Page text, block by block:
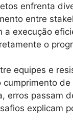
enfrenta
entre
execução
o
equipes e
erros passam
explicam